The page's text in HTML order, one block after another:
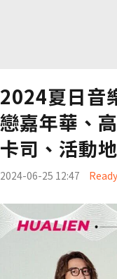
2024夏日音
戀嘉年華、
卡司、活動
2024-06-25 12:47